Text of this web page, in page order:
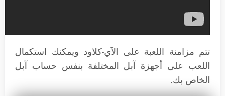
تتم مزامنة اللعبة على الآي-كلاود ويمكنك استكمال
اللعب على أجهزة آبل المختلفة بنفس حساب آبل
الخاص بك.